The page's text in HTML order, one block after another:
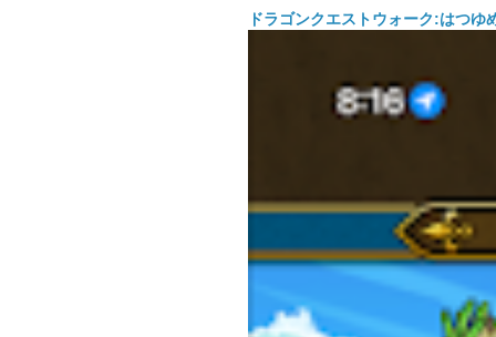
ドラゴンクエストウォーク:はつゆ